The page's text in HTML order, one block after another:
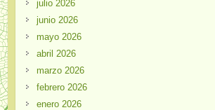
julio 2026
junio 2026
mayo 2026
abril 2026
marzo 2026
febrero 2026
enero 2026